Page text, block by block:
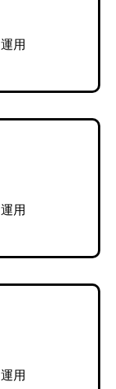
用
用
用